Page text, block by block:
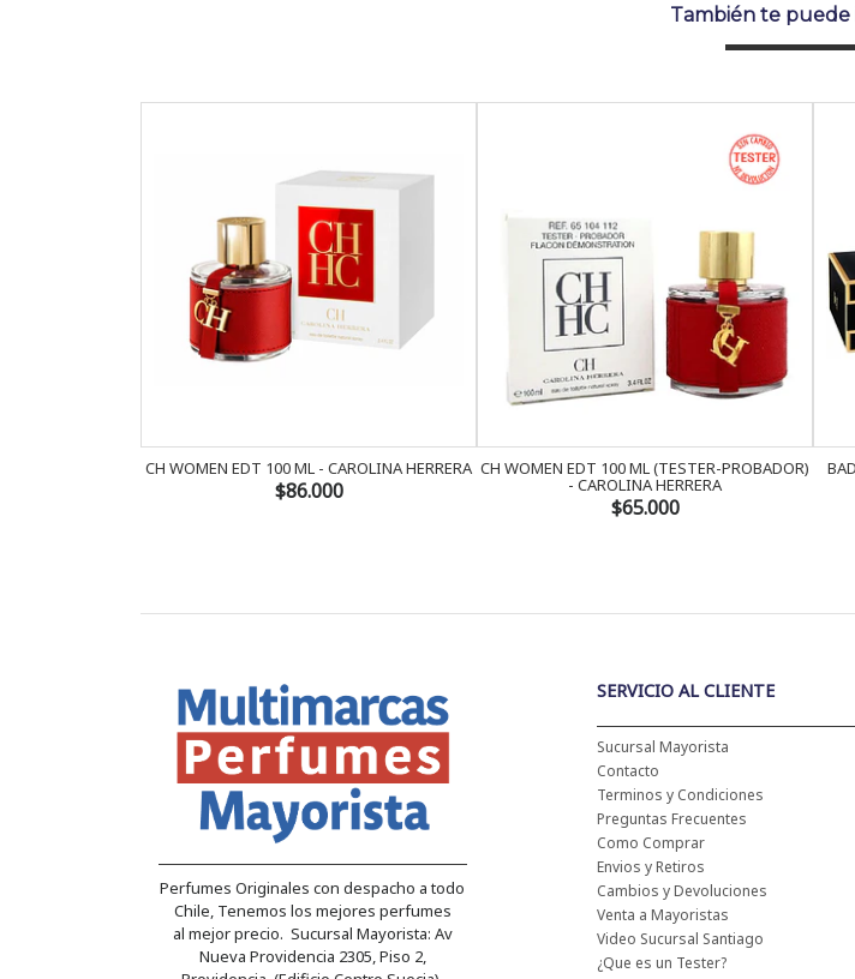
También te puede
CH WOMEN EDT 100 ML - CAROLINA HERRERA
$86.000
CH WOMEN EDT 100 ML (TESTER-PROBADOR)
- CAROLINA HERRERA
$65.000
Perfumes Originales con despacho a todo
Chile, Tenemos los mejores perfumes
al mejor precio. Sucursal Mayorista: Av
Nueva Providencia 2305, Piso 2,
SERVICIO AL CLIENTE
Sucursal Mayorista
Contacto
Terminos y Condiciones
Preguntas Frecuentes
Como Comprar
Envios y Retiros
Cambios y Devoluciones
Venta a Mayoristas
Video Sucursal Santiago
¿Que es un Tester?